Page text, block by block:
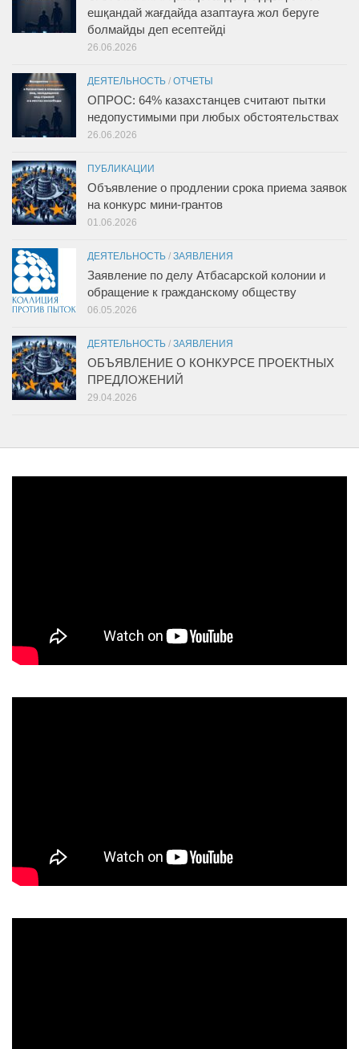
ешқандай жағдайда азаптауға жол беруге
болмайды деп есептейді
26.06.2026
ДЕЯТЕЛЬНОСТЬ / ОТЧЕТЫ
ОПРОС: 64% казахстанцев считают пытки
недопустимыми при любых обстоятельствах
26.06.2026
ПУБЛИКАЦИИ
Объявление о продлении срока приема заявок
на конкурс мини-грантов
01.06.2026
ДЕЯТЕЛЬНОСТЬ / ЗАЯВЛЕНИЯ
Заявление по делу Атбасарской колонии и
обращение к гражданскому обществу
06.05.2026
ДЕЯТЕЛЬНОСТЬ / ЗАЯВЛЕНИЯ
ОБЪЯВЛЕНИЕ О КОНКУРСЕ ПРОЕКТНЫХ
ПРЕДЛОЖЕНИЙ
29.04.2026